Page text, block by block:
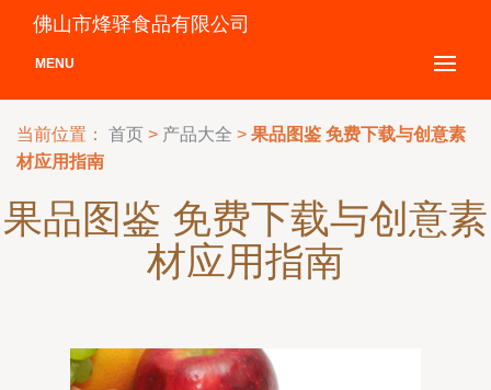
佛山市烽驿食品有限公司
MENU
当前位置： 首页 > 产品大全 > 果品图鉴 免费下载与创意素
材应用指南
果品图鉴 免费下载与创意素
材应用指南